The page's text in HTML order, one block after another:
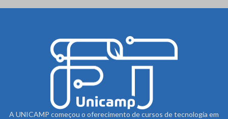
A UNICAMP começou o oferecimento de cursos de tecnologia em